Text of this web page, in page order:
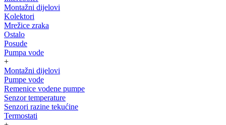
Montažni dijelovi
Kolektori
Mrežice zraka
Ostalo
Posude
Pumpa vode
+
Montažni dijelovi
Pumpe vode
Remenice vodene pumpe
Senzor temperature
Senzori razine tekućine
Termostati